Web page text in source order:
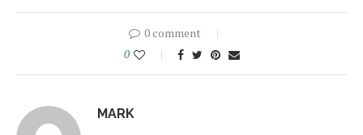
0 comment
0
MARK